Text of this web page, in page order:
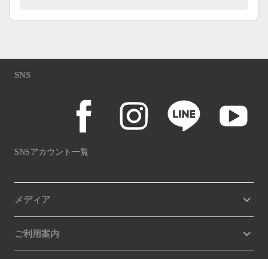
SNS
SNSアカウント一覧
メディア
ご利用案内